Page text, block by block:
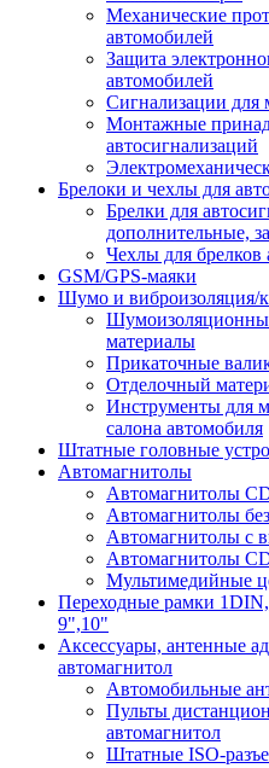
Механические
автомобилей
Защита
автомобилей
Сигнализации для
Монтажные
автосигнализаций
Брелоки и чехлы для
Брелки для
дополнительные,
Чехлы для брелков
GSM/GPS-маяки
Шумо и виброизоляция/
материалы
Прикаточные
Отделочный
Инструменты для
салона автомобиля
Штатные головные
Автомагнитолы
Автомагнитолы
Автомагнитолы
Автомагнитолы с
Автомагнитолы
Мультимедийные
Переходные рамки
9",10"
Аксессуары, антенные
автомагнитол
Автомобильные
Пульты
автомагнитол
Штатные ISO-